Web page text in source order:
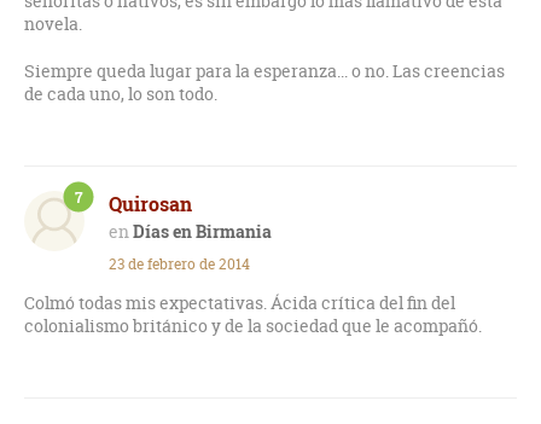
novela.
Siempre queda lugar para la esperanza... o no. Las creencias
de cada uno, lo son todo.
Quirosan
Días en Birmania
7
23 de febrero de 2014
Colmó todas mis expectativas. Ácida crítica del fin del
colonialismo británico y de la sociedad que le acompañó.